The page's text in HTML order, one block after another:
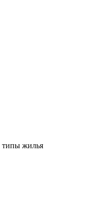
типы жилья